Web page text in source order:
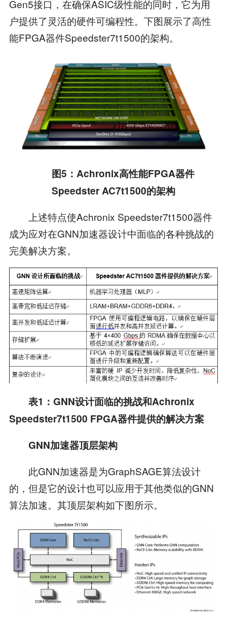
Gen5接口，在确保ASIC级性能的同时，它为用
户提供了灵活的硬件可编程性。下图展示了高性
能FPGA器件Speedster7t1500的架构。
图5 ： Achronix高性能FPGA器件
Speedster AC7t1500的架构
上述特点使Achronix Speedster7t1500器件
成为应对在GNN加速器设计中面临的各种挑战的
完美解决方案。
表1 ： GNN设计面临的挑战和Achronix
Speedster7t1500 FPGA器件提供的解决方案
GNN加速器顶层架构
此GNN加速器是为GraphSAGE算法设计
的，但是它的设计也可以应用于其他类似的GNN
算法加速。其顶层架构如下图所示。